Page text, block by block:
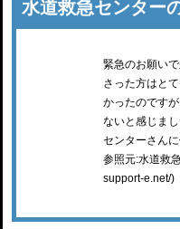
水道救急センター
緊急のお願い
さった方はと
かったのです
ないと感じま
センターさん
参照元:水道救
support-e.net/)